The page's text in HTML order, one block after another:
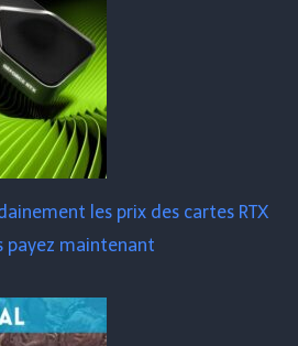
les prix des cartes RTX
payez maintenant